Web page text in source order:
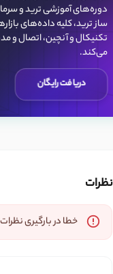
دوره‌های آموزشی ترید و
ساز ترید، کلیه داده‌‌های
تکنیکال و آنچین، اتصال و
می‌کند.
دریافت رایگان
نظرات
خطا در بارگیری